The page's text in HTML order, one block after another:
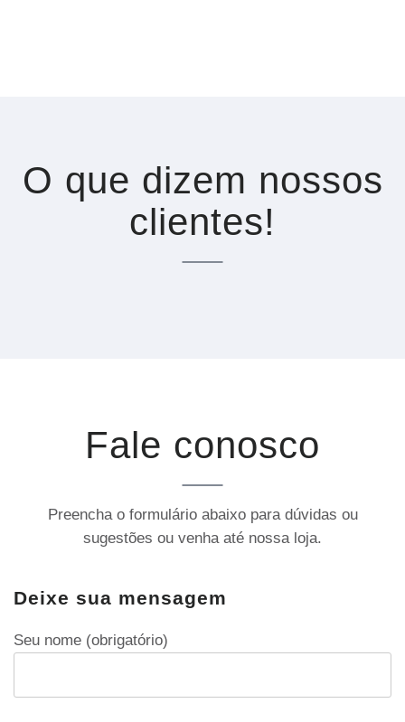
O que dizem nossos
clientes!
Fale conosco
Preencha o formulário abaixo para dúvidas ou
sugestões ou venha até nossa loja.
Deixe sua mensagem
Seu nome (obrigatório)